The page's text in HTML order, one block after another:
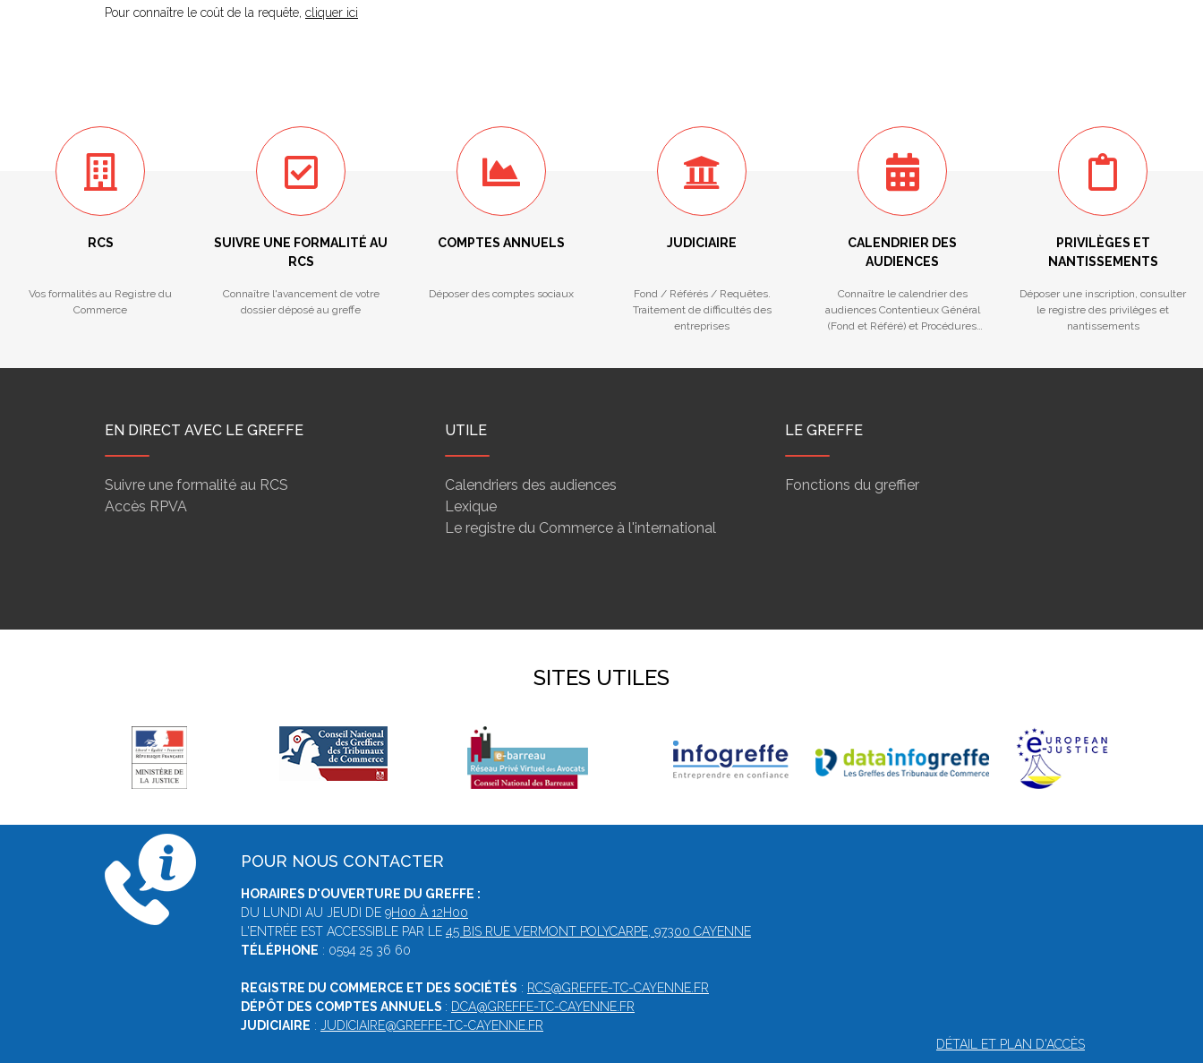
Pour connaître le coût de la requête, cliquer ici
RCS
Vos formalités au Registre du
Commerce
SUIVRE UNE FORMALITÉ AU
RCS
Connaître l'avancement de votre
dossier déposé au greffe
COMPTES ANNUELS
Déposer des comptes sociaux
JUDICIAIRE
Fond / Référés / Requêtes.
Traitement de difficultés des
entreprises
CALENDRIER DES
AUDIENCES
Connaître le calendrier des
audiences Contentieux Général
(Fond et Référé) et Procédures
PRIVILÈGES ET
NANTISSEMENTS
Déposer une inscription, consulter
le registre des privilèges et
nantissements
EN DIRECT AVEC LE GREFFE
Suivre une formalité au RCS
Accès RPVA
UTILE
Calendriers des audiences
Lexique
Le registre du Commerce à l'international
LE GREFFE
Fonctions du greffier
SITES UTILES
POUR NOUS CONTACTER
HORAIRES D'OUVERTURE DU GREFFE :
DU LUNDI AU JEUDI DE 9H00 À 12H00
L'ENTRÉE EST ACCESSIBLE PAR LE 45 BIS RUE VERMONT POLYCARPE, 97300 CAYENNE
TÉLÉPHONE : 0594 25 36 60
REGISTRE DU COMMERCE ET DES SOCIÉTÉS : RCS@GREFFE-TC-CAYENNE.FR
DÉPÔT DES COMPTES ANNUELS : DCA@GREFFE-TC-CAYENNE.FR
JUDICIAIRE : JUDICIAIRE@GREFFE-TC-CAYENNE.FR
DÉTAIL ET PLAN D'ACCÈS